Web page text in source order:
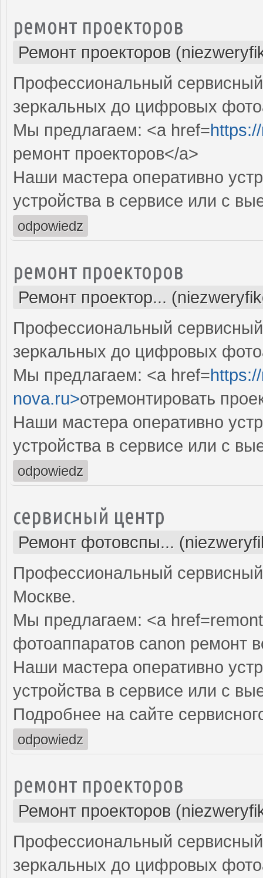
ремонт проекторов
Ремонт проекторов
Профессиональный
зеркальных до цифровых
Мы предлагаем: <a href=
ремонт проекторов</a>
Наши мастера оперативно
устройства в сервисе или с
odpowiedz
ремонт проекторов
Ремонт проектор...
Профессиональный
зеркальных до цифровых
Мы предлагаем: <a href=
nova.ru>отремонтировать
Наши мастера оперативно
устройства в сервисе или с
odpowiedz
сервисный центр
Ремонт фотовспы...
Профессиональный
Москве.
Мы предлагаем: <a
фотоаппаратов canon ремонт
Наши мастера оперативно
устройства в сервисе или с
Подробнее на сайте
odpowiedz
ремонт проекторов
Ремонт проекторов
Профессиональный
зеркальных до цифровых